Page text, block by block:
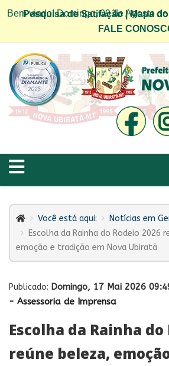
Bem vindo! Domingo, 09 de Agosto
Pesquisa de Satifação|Mapa
FALE
Você está aqui:
Notícias em
Escolha da Rainha do Rodeio 2026
emoção e tradição em Nova Ubiratã
Publicado: Domingo, 17 Mai 2026
- Assessoria de Imprensa
Escolha da Rainha do
reúne beleza,